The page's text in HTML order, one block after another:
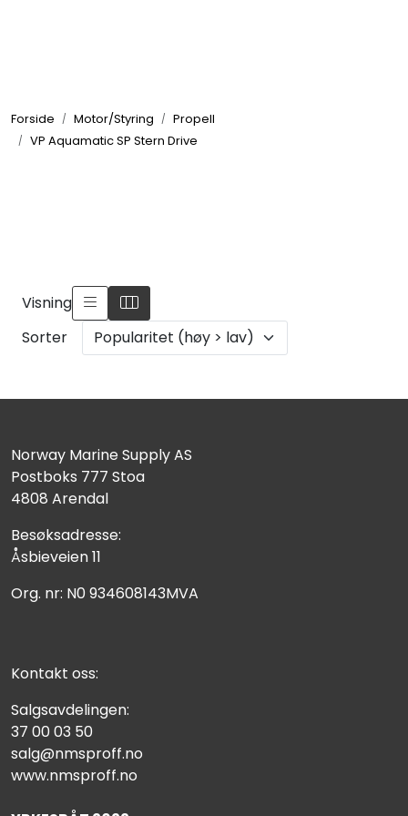
Forside Motor/Styring
Propell
VP Aquamatic SP Stern Drive
Visning
Sorter
Norway Marine Supply AS
Postboks 777 Stoa
4808 Arendal
Besøksadresse:
Åsbieveien 11
Org. nr: N0 934608143MVA
Kontakt oss:
Salgsavdelingen:
37 00 03 50
salg@nmsproff.no
www.nmsproff.no
Elektrisk
VVS
Motor/Styring
Fritid/Sikkerhet